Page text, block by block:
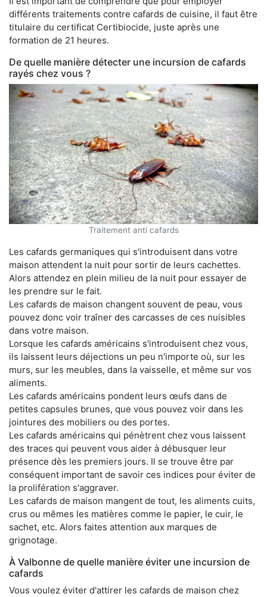
différents traitements contre cafards de cuisine, il faut être
titulaire du certificat Certibiocide, juste après une
formation de 21 heures.
De quelle manière détecter une incursion de cafards
rayés chez vous ?
Traitement anti cafards
Les cafards germaniques qui s'introduisent dans votre
maison attendent la nuit pour sortir de leurs cachettes.
Alors attendez en plein milieu de la nuit pour essayer de
les prendre sur le fait.
Les cafards de maison changent souvent de peau, vous
pouvez donc voir traîner des carcasses de ces nuisibles
dans votre maison.
Lorsque les cafards américains s'introduisent chez vous,
ils laissent leurs déjections un peu n'importe où, sur les
murs, sur les meubles, dans la vaisselle, et même sur vos
aliments.
Les cafards américains pondent leurs œufs dans de
petites capsules brunes, que vous pouvez voir dans les
jointures des mobiliers ou des portes.
Les cafards américains qui pénètrent chez vous laissent
des traces qui peuvent vous aider à débusquer leur
présence dès les premiers jours. Il se trouve être par
conséquent important de savoir ces indices pour éviter de
la prolifération s'aggraver.
Les cafards de maison mangent de tout, les aliments cuits,
crus ou mêmes les matières comme le papier, le cuir, le
sachet, etc. Alors faites attention aux marques de
grignotage.
À Valbonne de quelle manière éviter une incursion de
cafards
Vous voulez éviter d'attirer les cafards de maison chez